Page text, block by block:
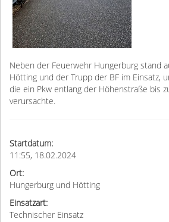
Neben der Feuerwehr Hungerburg stand
Hötting und der Trupp der BF im Einsatz,
die ein Pkw entlang der Höhenstraße bis
verursachte.
Startdatum:
11:55, 18.02.2024
Ort:
Hungerburg und Hötting
Einsatzart:
Technischer Einsatz